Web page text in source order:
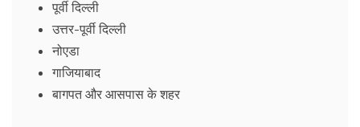
पूर्वी दिल्ली
उत्तर-पूर्वी दिल्ली
नोएडा
गाजियाबाद
बागपत और आसपास के शहर